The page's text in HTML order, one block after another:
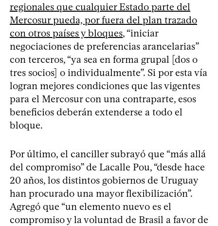
regionales que cualquier Estado parte del
Mercosur pueda, por fuera del plan trazado
con otros países y bloques, “iniciar
negociaciones de preferencias arancelarias”
con terceros, “ya sea en forma grupal [dos o
tres socios] o individualmente”. Si por esta vía
logran mejores condiciones que las vigentes
para el Mercosur con una contraparte, esos
beneficios deberán extenderse a todo el
bloque.
Por último, el canciller subrayó que “más allá
del compromiso” de Lacalle Pou, “desde hace
20 años, los distintos gobiernos de Uruguay
han procurado una mayor flexibilización”.
Agregó que “un elemento nuevo es el
compromiso y la voluntad de Brasil a favor de